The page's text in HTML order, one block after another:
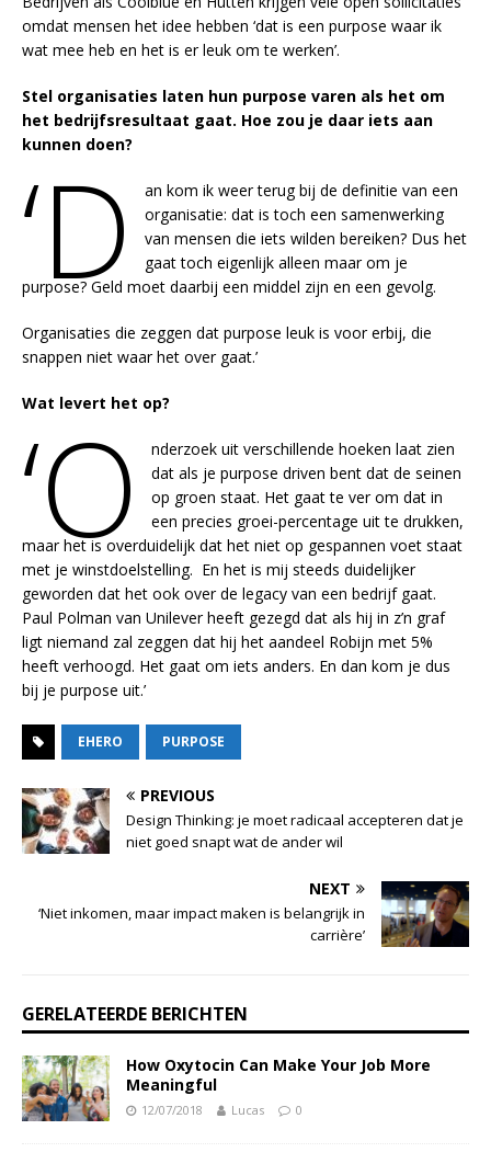
omdat mensen het idee hebben ‘dat is een purpose waar ik
wat mee heb en het is er leuk om te werken’.
Stel organisaties laten hun purpose varen als het om
het bedrijfsresultaat gaat. Hoe zou je daar iets aan
kunnen doen?
‘D
an kom ik weer terug bij de definitie van een
organisatie: dat is toch een samenwerking
van mensen die iets wilden bereiken? Dus het
gaat toch eigenlijk alleen maar om je
purpose? Geld moet daarbij een middel zijn en een gevolg.
Organisaties die zeggen dat purpose leuk is voor erbij, die
snappen niet waar het over gaat.’
Wat levert het op?
‘O
nderzoek uit verschillende hoeken laat zien
dat als je purpose driven bent dat de seinen
op groen staat. Het gaat te ver om dat in
een precies groei-percentage uit te drukken,
maar het is overduidelijk dat het niet op gespannen voet staat
met je winstdoelstelling. En het is mij steeds duidelijker
geworden dat het ook over de legacy van een bedrijf gaat.
Paul Polman van Unilever heeft gezegd dat als hij in z’n graf
ligt niemand zal zeggen dat hij het aandeel Robijn met 5%
heeft verhoogd. Het gaat om iets anders. En dan kom je dus
bij je purpose uit.’
EHERO PURPOSE
PREVIOUS
Design Thinking: je moet radicaal accepteren dat je
niet goed snapt wat de ander wil
NEXT
‘Niet inkomen, maar impact maken is belangrijk in
carrière’
GERELATEERDE BERICHTEN
How Oxytocin Can Make Your Job More
Meaningful
12/07/2018 Lucas 0